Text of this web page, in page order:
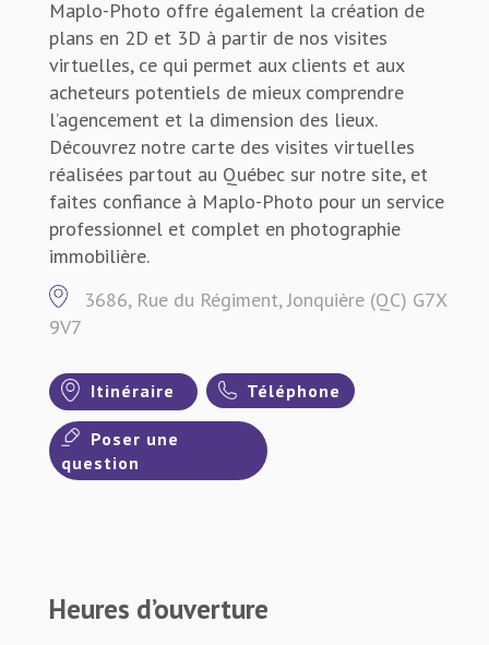
Maplo-Photo offre également la création de
plans en 2D et 3D à partir de nos visites
virtuelles, ce qui permet aux clients et aux
acheteurs potentiels de mieux comprendre
l’agencement et la dimension des lieux.
Découvrez notre carte des visites virtuelles
réalisées partout au Québec sur notre site, et
faites confiance à Maplo-Photo pour un service
professionnel et complet en photographie
immobilière.
3686, Rue du Régiment, Jonquière (QC) G7X
9V7
Itinéraire Téléphone
Poser une
question
Heures d’ouverture